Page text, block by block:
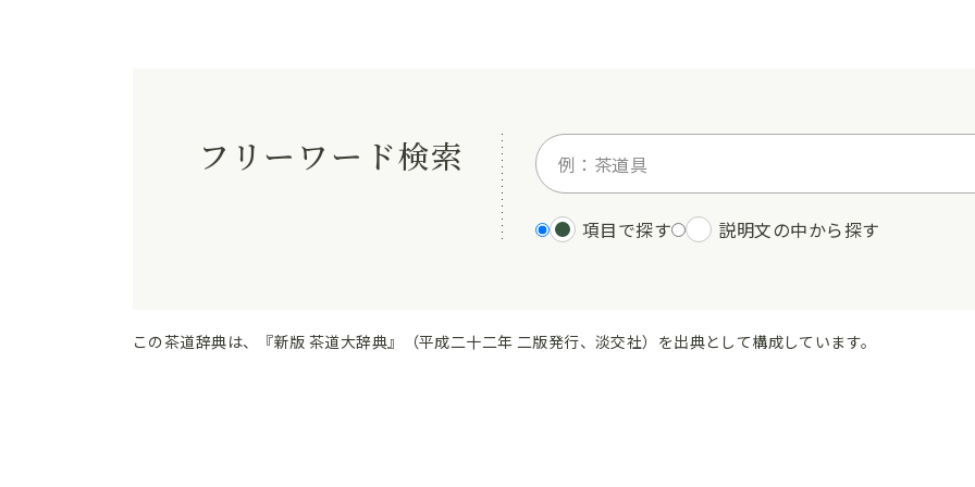
フリーワード検索
項目で探す 説明文の中から探す
この茶道辞典は、『新版 茶道大辞典』（平成二十二年 二版発行、淡交社）を出典として構成しています。